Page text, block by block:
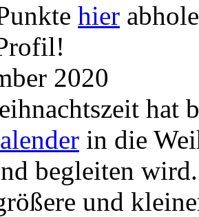
hier
2020
hat
in die
begleiten
und